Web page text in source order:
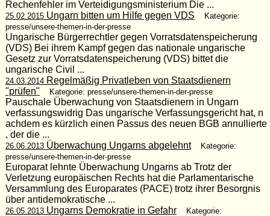
Rechenfehler im Verteidigungsministerium Die ...
25.02.2015Ungarn bitten um Hilfe gegen VDS
Kategorie:
presse/unsere-themen-in-der-presse
Ungarische Bürgerrechtler gegen Vorratsdatenspeicherung
(VDS) Bei ihrem Kampf gegen das nationale ungarische
Gesetz zur Vorratsdatenspeicherung (VDS) bittet die
ungarische Civil ...
24.03.2014Regelmäßig Privatleben von Staatsdienern
"prüfen"
Kategorie: presse/unsere-themen-in-der-presse
Pauschale Überwachung von Staatsdienern in Ungarn
verfassungswidrig Das ungarische Verfassungsgericht hat, n
achdem es kürzlich einen Passus des neuen BGB annullierte
, der die ...
26.06.2013Überwachung Ungarns abgelehnt
Kategorie:
presse/unsere-themen-in-der-presse
Europarat lehnte Überwachung Ungarns ab Trotz der
Verletzung europäischen Rechts hat die Parlamentarische
Versammlung des Europarates (PACE) trotz ihrer Besorgnis
über antidemokratische ...
26.05.2013Ungarns Demokratie in Gefahr
Kategorie: